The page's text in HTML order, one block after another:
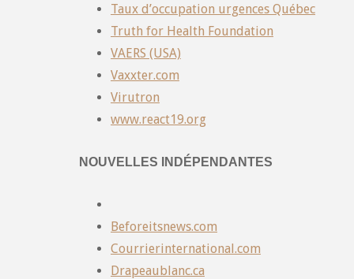
Taux d’occupation urgences Québec
Truth for Health Foundation
VAERS (USA)
Vaxxter.com
Virutron
www.react19.org
NOUVELLES INDÉPENDANTES
Beforeitsnews.com
Courrierinternational.com
Drapeaublanc.ca